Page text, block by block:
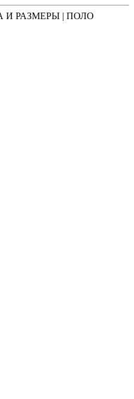
И РАЗМЕРЫ | ПОЛО